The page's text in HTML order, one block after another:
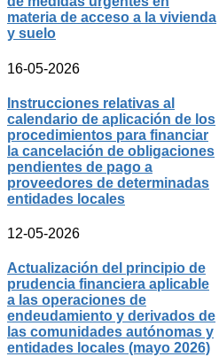
materia de acceso a la vivienda
y suelo
16-05-2026
Instrucciones relativas al
calendario de aplicación de los
procedimientos para financiar
la cancelación de obligaciones
pendientes de pago a
proveedores de determinadas
entidades locales
12-05-2026
Actualización del principio de
prudencia financiera aplicable
a las operaciones de
endeudamiento y derivados de
las comunidades autónomas y
entidades locales (mayo 2026)